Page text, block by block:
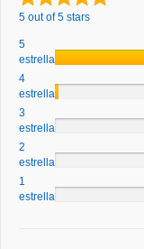
5 out of 5 stars
5
estrellas
4
estrellas
3
estrellas
2
estrellas
1
estrellas